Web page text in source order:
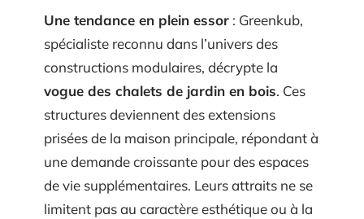
Une tendance en plein essor : Greenkub,
spécialiste reconnu dans l’univers des
constructions modulaires, décrypte la
vogue des chalets de jardin en bois. Ces
structures deviennent des extensions
prisées de la maison principale, répondant à
une demande croissante pour des espaces
de vie supplémentaires. Leurs attraits ne se
limitent pas au caractère esthétique ou à la